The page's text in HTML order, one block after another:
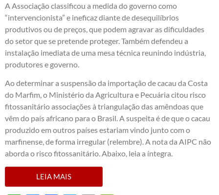
A Associação classificou a medida do governo como
“intervencionista” e ineficaz diante de desequilíbrios
produtivos ou de preços, que podem agravar as dificuldades
do setor que se pretende proteger. Também defendeu a
instalação imediata de uma mesa técnica reunindo indústria,
produtores e governo.
Ao determinar a suspensão da importação de cacau da Costa
do Marfim, o Ministério da Agricultura e Pecuária citou risco
fitossanitário associações à triangulação das amêndoas que
vêm do país africano para o Brasil. A suspeita é de que o cacau
produzido em outros países estariam vindo junto com o
marfinense, de forma irregular (relembre). A nota da AIPC não
aborda o risco fitossanitário. Abaixo, leia a íntegra.
LEIA MAIS